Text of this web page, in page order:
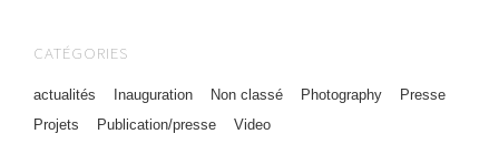
CATÉGORIES
actualités Inauguration Non classé Photography
Presse
Projets
Publication/presse Video